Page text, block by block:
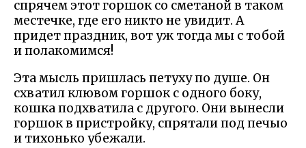
спрячем этот горшок со сметаной в таком
местечке, где его никто не увидит. А
придет праздник, вот уж тогда мы с тобой
и полакомимся!
Эта мысль пришлась петуху по душе. Он
схватил клювом горшок с одного боку,
кошка подхватила с другого. Они вынесли
горшок в пристройку, спрятали под печыо
и тихонько убежали.